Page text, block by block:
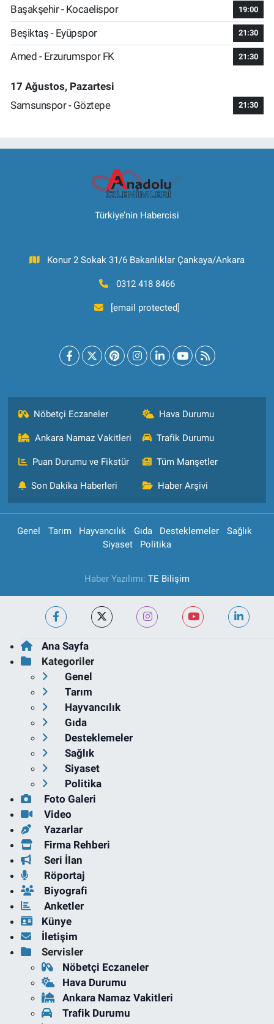
Başakşehir - Kocaelispor
19:00
Beşiktaş - Eyüpspor 21:30
Amed - Erzurumspor FK 21:30
17 Ağustos, Pazartesi
Samsunspor - Göztepe
21:30
Türkiye’nin Habercisi
Konur 2 Sokak 31/6 Bakanlıklar Çankaya/Ankara
0312 418 8466
[email protected]
Nöbetçi Eczaneler Hava Durumu
Ankara Namaz Vakitleri Trafik Durumu
Puan Durumu ve Fikstür Tüm Manşetler
Son Dakika Haberleri Haber Arşivi
Genel Tarım Hayvancılık Gıda Desteklemeler
Sağlık
Siyaset
Politika
Haber Yazılımı: TE Bilişim
Ana Sayfa
Kategoriler
Genel
Tarım
Hayvancılık
Gıda
Desteklemeler
Sağlık
Siyaset
Politika
Foto Galeri
Video
Yazarlar
Firma Rehberi
Seri İlan
Röportaj
Biyografi
Anketler
Künye
İletişim
Servisler
Nöbetçi Eczaneler
Hava Durumu
Ankara Namaz Vakitleri
Trafik Durumu